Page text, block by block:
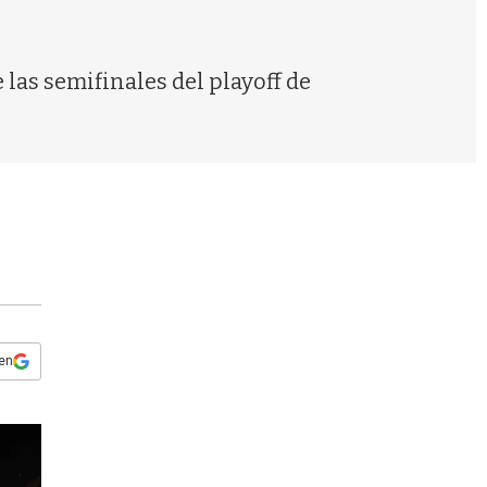
semifinales del playoff de